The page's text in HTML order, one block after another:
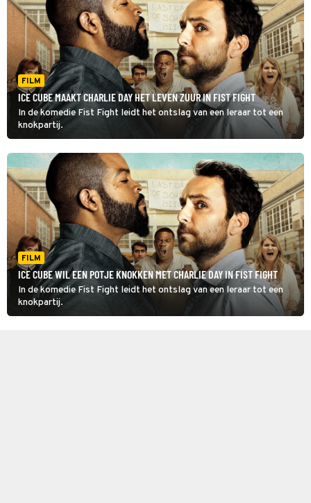
FILM
ICE CUBE MAAKT CHARLIE DAY HET LEVEN ZUUR IN FIST FIGHT
In de komedie Fist Fight leidt het ontslag van een leraar tot een
knokpartij.
FILM
ICE CUBE WIL EEN POTJE KNOKKEN MET CHARLIE DAY IN FIST FIGHT
In de komedie Fist Fight leidt het ontslag van een leraar tot een
knokpartij.